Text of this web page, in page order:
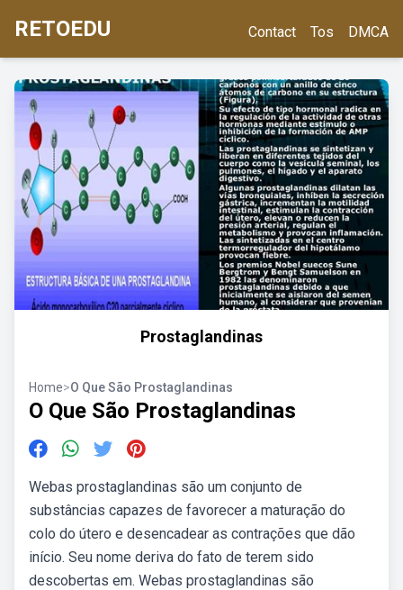
RETOEDU Contact Tos DMCA
Prostaglandinas
Home>O Que São Prostaglandinas
O Que São Prostaglandinas
Webas prostaglandinas são um conjunto de
substâncias capazes de favorecer a maturação do
colo do útero e desencadear as contrações que dão
início. Seu nome deriva do fato de terem sido
descobertas em. Webas prostaglandinas são